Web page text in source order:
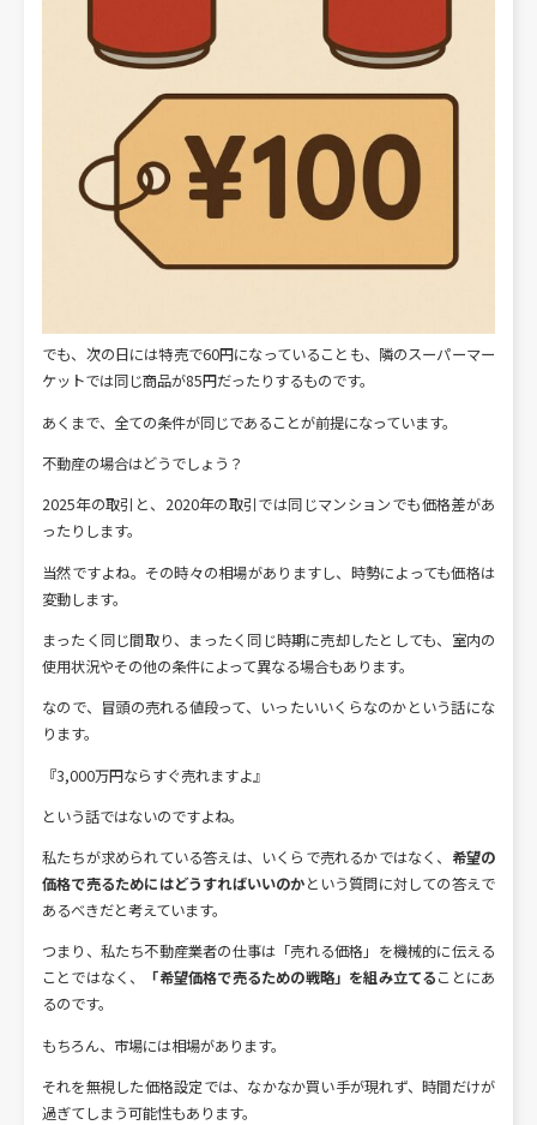
でも、次の日には特売で60円になっていることも、隣のスーパーマー
ケットでは同じ商品が85円だったりするものです。
あくまで、全ての条件が同じであることが前提になっています。
不動産の場合はどうでしょう？
2025年の取引と、2020年の取引では同じマンションでも価格差があ
ったりします。
当然ですよね。その時々の相場がありますし、時勢によっても価格は
変動します。
まったく同じ間取り、まったく同じ時期に売却したとしても、室内の
使用状況やその他の条件によって異なる場合もあります。
なので、冒頭の売れる値段って、いったいいくらなのかという話にな
ります。
『3,000万円ならすぐ売れますよ』
という話ではないのですよね。
私たちが求められている答えは、いくらで売れるかではなく、 希望の
価格で売るためにはどうすればいいのかという質問に対しての答えで
あるべきだと考えています。
つまり、私たち不動産業者の仕事は「売れる価格」を機械的に伝える
ことではなく、
「希望価格で売るための戦略」を組み立てることにあ
るのです。
もちろん、市場には相場があります。
それを無視した価格設定では、なかなか買い手が現れず、時間だけが
過ぎてしまう可能性もあります。